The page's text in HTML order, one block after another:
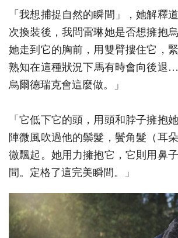
「我想捕捉自然的瞬間」，她解釋
次換裝後，我問雷琳她是否想擁抱
她走到它的胸前，用雙臂摟住它，
熟知在這種狀況下馬有時會向後退
烏爾德瑞克會這麼做。」
「它低下它的頭，用頭和脖子擁抱
陣微風吹過他的鬃髮，鬢角髮（耳
微飄起。她用力擁抱它，它則用鼻
間。定格了這完美瞬間。」